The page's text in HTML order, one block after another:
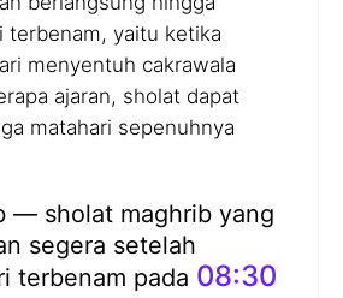
terbenam, yaitu ketika
menyentuh cakrawala
ajaran, sholat dapat
matahari sepenuhnya
— sholat maghrib yang
segera setelah
terbenam pada 08:30